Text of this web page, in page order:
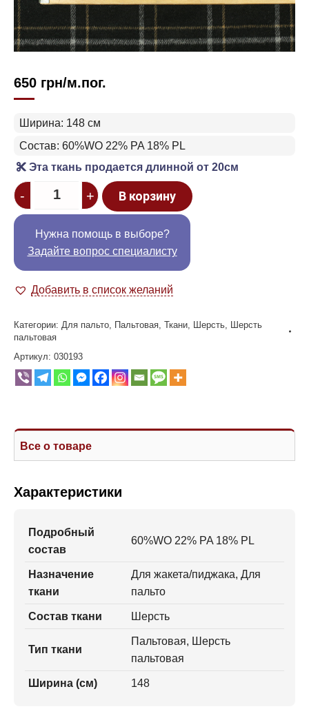
650 грн/м.пог.
Ширина: 148 см
Состав: 60%WO 22% PA 18% PL
Эта ткань продается длинной от 20см
Quantity
- + В корзину
Нужна помощь в выборе?
Задайте вопрос специалисту
Добавить в список желаний
Категории: Для пальто, Пальтовая, Ткани, Шерсть, Шерсть
пальтовая
Артикул: 030193
Все о товаре
Характеристики
Подробный
состав
60%WO 22% PA 18% PL
Назначение
ткани
Для жакета/пиджака, Для
пальто
Состав ткани Шерсть
Тип ткани
Пальтовая, Шерсть
пальтовая
Ширина (см) 148